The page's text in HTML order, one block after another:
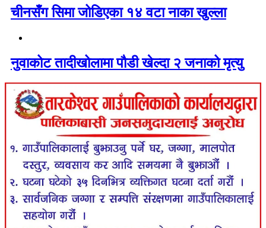
चीनसँग सिमा जोडिएका १४ वटा नाका खुल्ला
नुवाकोट तादीखोलामा पौडी खेल्दा २ जनाको मृत्यु